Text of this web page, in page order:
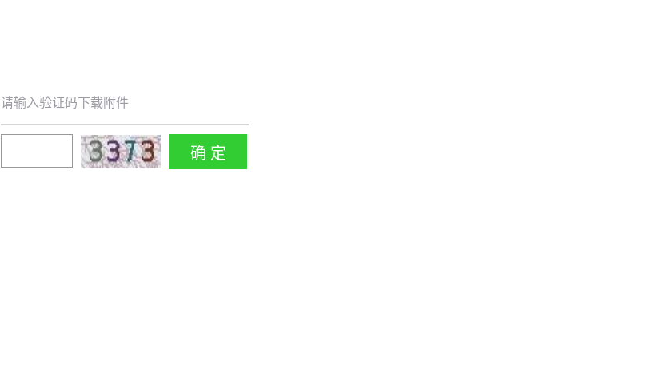
请输入验证码下载附件